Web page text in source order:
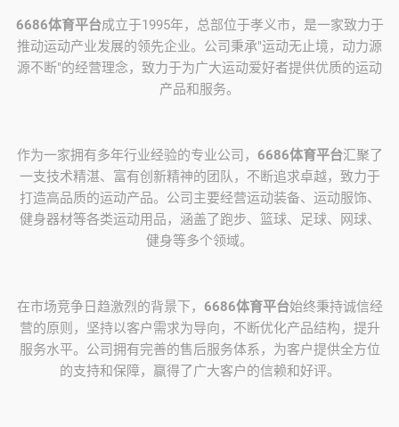
6686体育平台成立于1995年，总部位于孝义市，是一家致力于
推动运动产业发展的领先企业。公司秉承"运动无止境，动力源
源不断"的经营理念，致力于为广大运动爱好者提供优质的运动
产品和服务。
作为一家拥有多年行业经验的专业公司， 6686体育平台汇聚了
一支技术精湛、富有创新精神的团队，不断追求卓越，致力于
打造高品质的运动产品。公司主要经营运动装备、运动服饰、
健身器材等各类运动用品，涵盖了跑步、篮球、足球、网球、
健身等多个领域。
在市场竞争日趋激烈的背景下， 6686体育平台始终秉持诚信经
营的原则，坚持以客户需求为导向，不断优化产品结构，提升
服务水平。公司拥有完善的售后服务体系，为客户提供全方位
的支持和保障，赢得了广大客户的信赖和好评。